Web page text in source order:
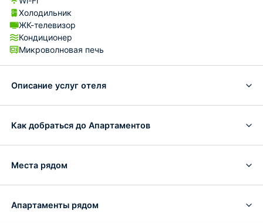
Холодильник
ЖК-телевизор
Кондиционер
Микроволновая печь
Описание услуг отеля
Как добраться до Апартаментов
Места рядом
Апартаменты рядом